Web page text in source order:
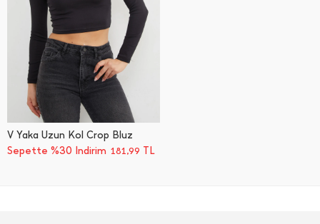
V Yaka Uzun Kol Crop Bluz
Sepette %30 İndirim 181,99 TL